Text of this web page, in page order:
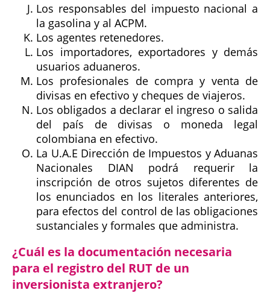
Los responsables del impuesto nacional a
la gasolina y al ACPM.
Los agentes retenedores.
Los importadores, exportadores y demás
usuarios aduaneros.
Los profesionales de compra y venta de
divisas en efectivo y cheques de viajeros.
Los obligados a declarar el ingreso o salida
del país de divisas o moneda legal
colombiana en efectivo.
La U.A.E Dirección de Impuestos y Aduanas
Nacionales DIAN podrá requerir la
inscripción de otros sujetos diferentes de
los enunciados en los literales anteriores,
para efectos del control de las obligaciones
sustanciales y formales que administra.
¿Cuál es la documentación necesaria
para el registro del RUT de un
inversionista extranjero?